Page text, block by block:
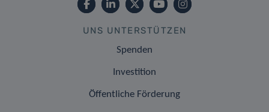
UNS UNTERSTÜTZEN
Spenden
Investition
Öffentliche Förderung